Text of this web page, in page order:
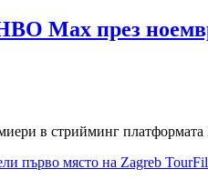
Max през
в стрийминг